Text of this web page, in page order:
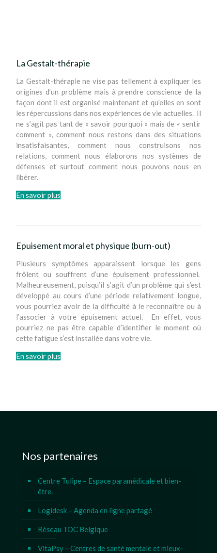
La Gestalt-thérapie
La Gestalt-thérapie ne vise pas tellement à expliquer les
origines d’un problème mais à prendre conscience de la
façon dont il est organisé maintenant et qu’elles en sont
les répercussions dans nos expériences de vie actuelles. Il
ne s’agit pas tant de « savoir pourquoi » mais de « sentir
comment », comment nous restons dans des situations
insatisfaisantes, comment nous construisons nos
relations, comment nous élaborons nos systèmes de
défenses et surtout comment nous pouvons nous en
libérer.
En savoir plus
Epuisement moral et physique (burn-out)
Plusieurs symptômes apparaissent lorsque les gens
frôlent ou souffrent d’une épuisement professionnel.
Malheureusement, puisqu’il s’agit d’un problème qui s’est
développé au cours d’une période relativement longue,
vous pourriez avoir de la difficulté à le reconnaître ou à
l’associer à votre épuisement actuel. En effet, vous
pourriez ne pas être capable d’identifier le moment où
cette fatigue s’est installée dans votre vie.
En savoir plus
Nos partenaires
Centre Tulipe – Espace paramédicale et bien-
être.
Logidesk – Agenda en ligne partagé
Réseau TOC Belgique
VitaPsy – Centres de santé mentale et mieux-